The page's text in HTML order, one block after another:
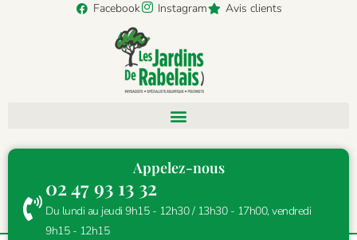
Facebook Instagram Avis clients
Appelez-nous
02 47 93 13 32
Du lundi au jeudi 9h15 - 12h30 / 13h30 - 17h00, vendredi
9h15 - 12h15